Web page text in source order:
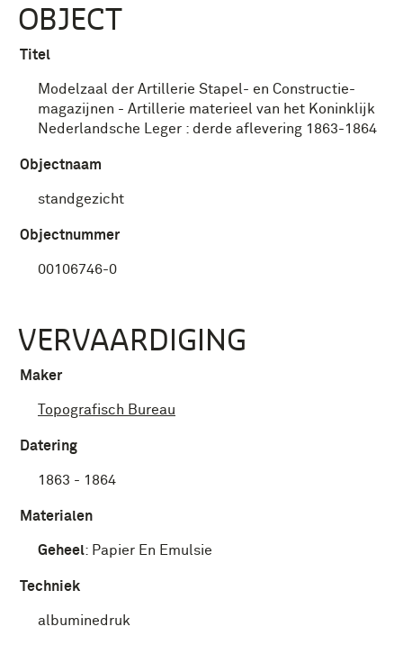
OBJECT
Titel
Modelzaal der Artillerie Stapel- en Constructie-
magazijnen - Artillerie materieel van het Koninklijk
Nederlandsche Leger : derde aflevering 1863-1864
Objectnaam
standgezicht
Objectnummer
00106746-0
VERVAARDIGING
Maker
Topografisch Bureau
Datering
1863 - 1864
Materialen
Geheel: Papier En Emulsie
Techniek
albuminedruk